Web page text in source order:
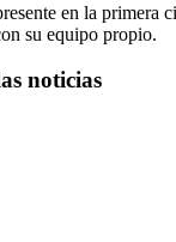
en la primera
su equipo propio.
noticias